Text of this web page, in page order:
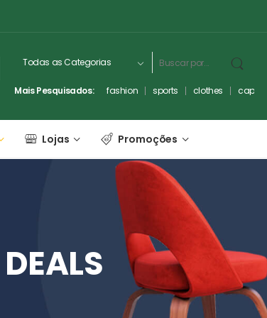
Mais Pesquisados: fashion sports clothes
Lojas Promoções
DEALS